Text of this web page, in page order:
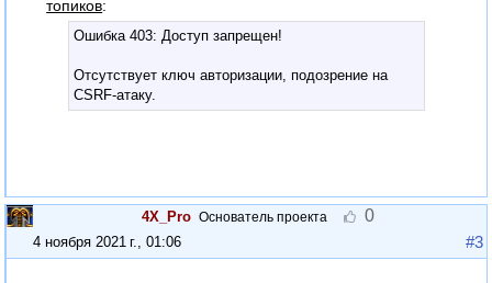
топиков:
Ошибка 403: Доступ запрещен!
Отсутствует ключ авторизации, подозрение на
CSRF-атаку.
4X_Pro Основатель проекта 0
4 ноября 2021 г., 01:06 #3